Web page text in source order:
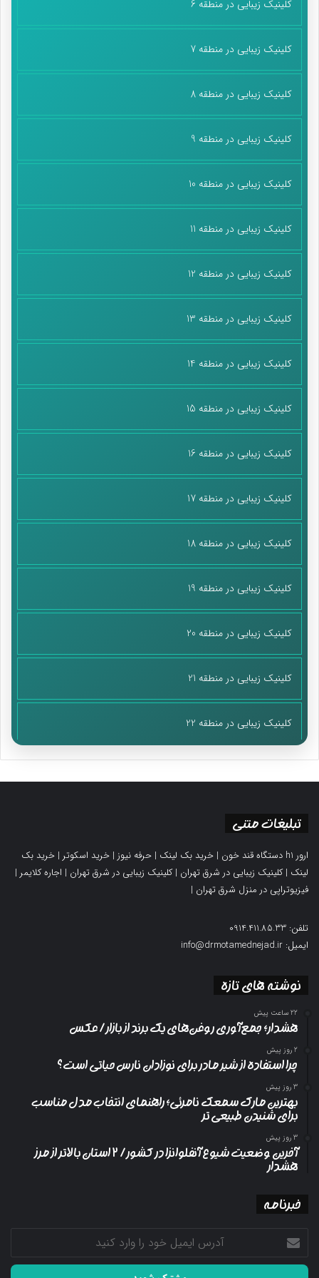
کلینیک زیبایی در منطقه 6
کلینیک زیبایی در منطقه 7
کلینیک زیبایی در منطقه 8
کلینیک زیبایی در منطقه 9
کلینیک زیبایی در منطقه 10
کلینیک زیبایی در منطقه 11
کلینیک زیبایی در منطقه 12
کلینیک زیبایی در منطقه 13
کلینیک زیبایی در منطقه 14
کلینیک زیبایی در منطقه 15
کلینیک زیبایی در منطقه 16
کلینیک زیبایی در منطقه 17
کلینیک زیبایی در منطقه 18
کلینیک زیبایی در منطقه 19
کلینیک زیبایی در منطقه 20
کلینیک زیبایی در منطقه 21
کلینیک زیبایی در منطقه 22
تبلیغات متنی
ارور h1 دستگاه قند خون | خرید بک لینک | حرفه نیوز | خرید اسکوتر | خرید بک
لینک |کلینیک زیبایی در شرق تهران |کلینیک زیبایی در شرق تهران | اجاره کلایمر |
فیزیوتراپی در منزل شرق تهران |
تلفن: 0914.411.85.33
ایمیل: info@drmotamednejad.ir
نوشته های تازه
22 ساعت پیش
هشدار؛ جمع‌آوری روغن‌های یک برند از بازار/ عکس
2 روز پیش
چرا استفاده از شیر مادر برای نوزادان نارس حیاتی است؟
3 روز پیش
بهترین مارک سمعک نامرئی؛ راهنمای انتخاب مدل مناسب
برای شنیدن طبیعی تر
3 روز پیش
آخرین وضعیت شیوع آنفلوانزا در کشور/ ۲ استان بالاتر از مرز
هشدار
خبرنامه
آدرس
ایمیل
خود